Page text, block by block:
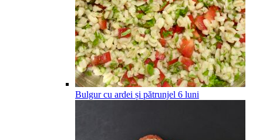
Bulgur cu ardei și pătrunjel 6 luni